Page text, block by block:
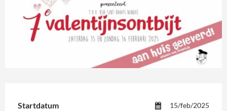
Startdatum 15/feb/2025